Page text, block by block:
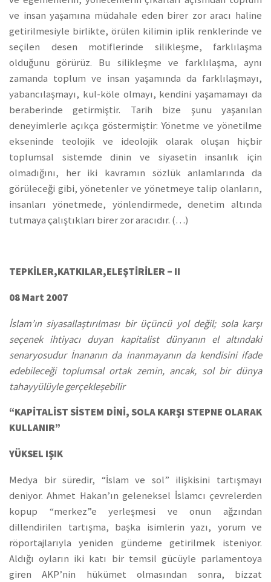
ve insan yaşamına müdahale eden birer zor aracı haline
getirilmesiyle birlikte, örülen kilimin iplik renklerinde ve
seçilen desen motiflerinde silikleşme, farklılaşma
olduğunu görürüz. Bu silikleşme ve farklılaşma, aynı
zamanda toplum ve insan yaşamında da farklılaşmayı,
yabancılaşmayı, kul-köle olmayı, kendini yaşamamayı da
beraberinde getirmiştir. Tarih bize şunu yaşanılan
deneyimlerle açıkça göstermiştir: Yönetme ve yönetilme
ekseninde teolojik ve ideolojik olarak oluşan hiçbir
toplumsal sistemde dinin ve siyasetin insanlık için
olmadığını, her iki kavramın sözlük anlamlarında da
görüleceği gibi, yönetenler ve yönetmeye talip olanların,
insanları yönetmede, yönlendirmede, denetim altında
tutmaya çalıştıkları birer zor aracıdır. (…)
TEPKİLER,KATKILAR,ELEŞTİRİLER – II
08 Mart 2007
İslam’ın siyasallaştırılması bir üçüncü yol değil; sola karşı
seçenek ihtiyacı duyan kapitalist dünyanın el altındaki
senaryosudur İnananın da inanmayanın da kendisini ifade
edebileceği toplumsal ortak zemin, ancak, sol bir dünya
tahayyülüyle gerçekleşebilir
“KAPİTALİST SİSTEM DİNİ, SOLA KARŞI STEPNE OLARAK
KULLANIR”
YÜKSEL IŞIK
Medya bir süredir, “İslam ve sol” ilişkisini tartışmayı
deniyor. Ahmet Hakan’ın geleneksel İslamcı çevrelerden
kopup “merkez”e yerleşmesi ve onun ağzından
dillendirilen tartışma, başka isimlerin yazı, yorum ve
röportajlarıyla yeniden gündeme getirilmek isteniyor.
Aldığı oyların iki katı bir temsil gücüyle parlamentoya
giren AKP’nin hükümet olmasından sonra, bizzat